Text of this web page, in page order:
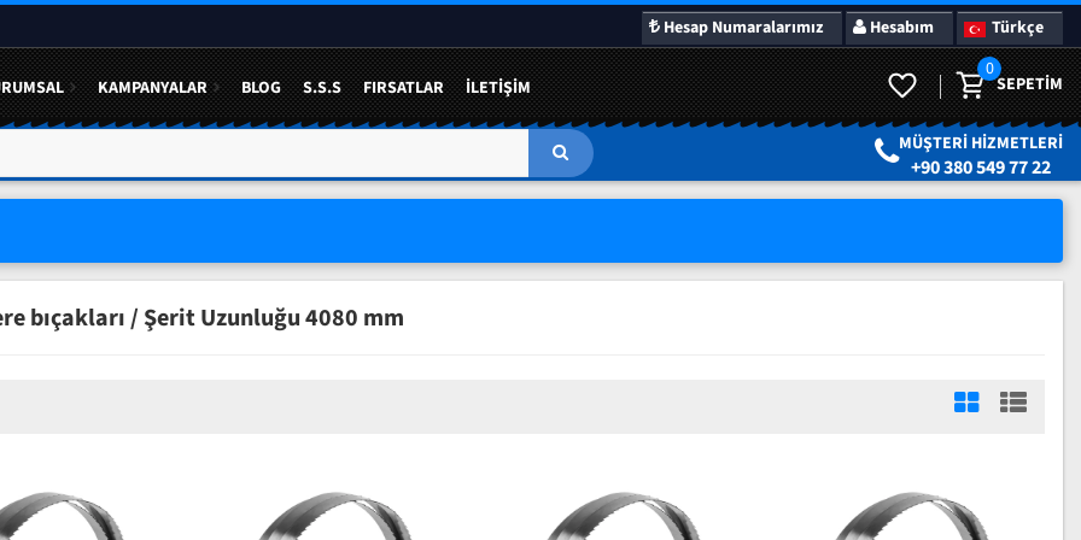
Hesap Numaralarımız Hesabım Türkçe
KAMPANYALAR BLOG S.S.S FIRSATLAR İLETIŞIM
0
SEPETIM
MÜŞTERI HIZMETLERI
+90 380 549 77 22
bıçakları / Şerit Uzunluğu 4080 mm